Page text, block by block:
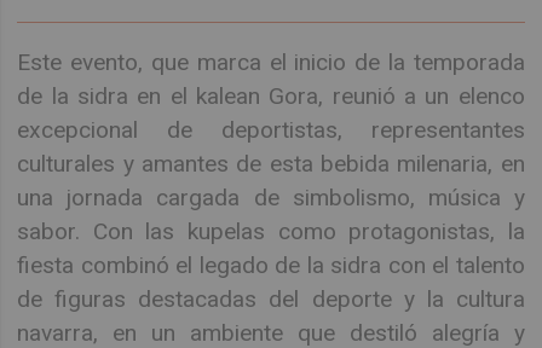
Este evento, que marca el inicio de la temporada
de la sidra en el kalean Gora, reunió a un elenco
excepcional de deportistas, representantes
culturales y amantes de esta bebida milenaria, en
una jornada cargada de simbolismo, música y
sabor. Con las kupelas como protagonistas, la
fiesta combinó el legado de la sidra con el talento
de figuras destacadas del deporte y la cultura
navarra, en un ambiente que destiló alegría y